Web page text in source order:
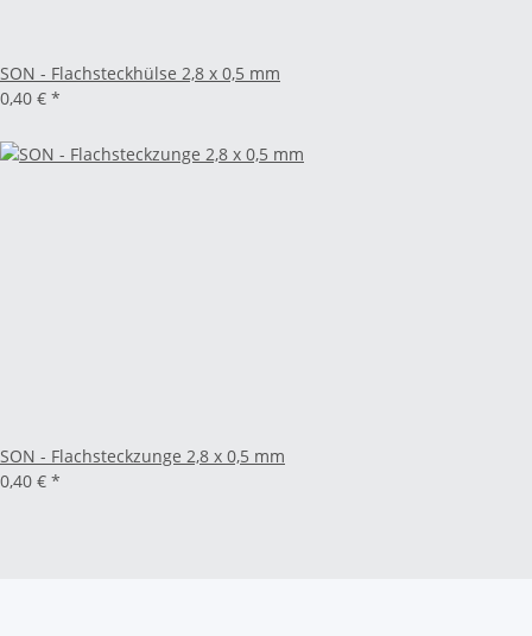
SON - Flachsteckhülse 2,8 x 0,5 mm
0,40 € *
SON - Flachsteckzunge 2,8 x 0,5 mm
0,40 € *